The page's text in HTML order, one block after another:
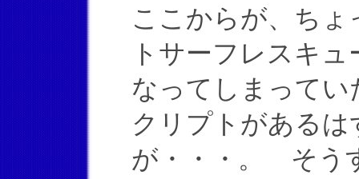
ここからが、ち
トサーフレスキ
なってしまって
クリプトがある
が・・・。 そう